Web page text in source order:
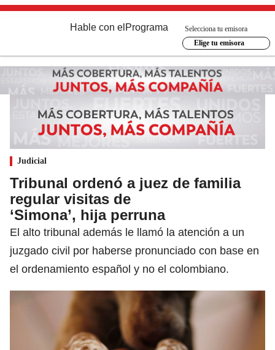
Hable con el Programa
Selecciona tu emisora
Elige tu emisora
Judicial
Tribunal ordenó a juez de familia
regular visitas de
‘Simona’, hija perruna
El alto tribunal además le llamó la atención a un
juzgado civil por haberse pronunciado con base en
el ordenamiento español y no el colombiano.